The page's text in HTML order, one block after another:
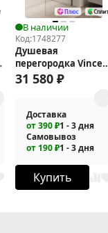
В наличии
Код:1748277
Душевая
перегородка Vincea
Walk in 90 VSW-
31 580 ₽
Доставка
от 390 ₽1 - 3 дня
Самовывоз
от 190 ₽1 - 3 дня
Купить